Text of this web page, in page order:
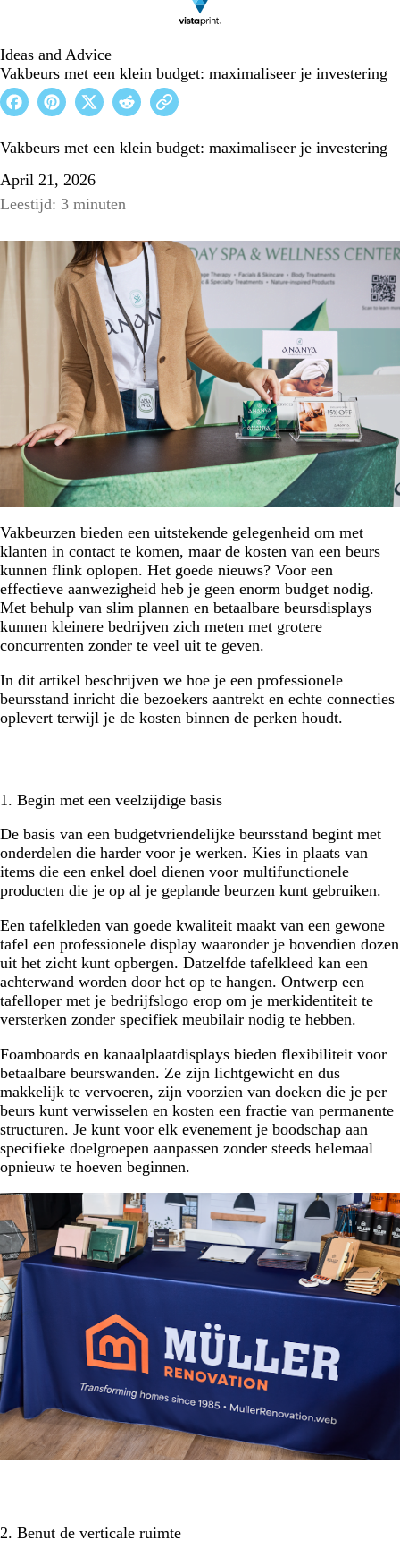
Ideas and Advice
Vakbeurs met een klein budget: maximaliseer je investering
Vakbeurs met een klein budget: maximaliseer je investering
April 21, 2026
Leestijd: 3 minuten
Vakbeurzen bieden een uitstekende gelegenheid om met
klanten in contact te komen, maar de kosten van een beurs
kunnen flink oplopen. Het goede nieuws? Voor een
effectieve aanwezigheid heb je geen enorm budget nodig.
Met behulp van slim plannen en betaalbare beursdisplays
kunnen kleinere bedrijven zich meten met grotere
concurrenten zonder te veel uit te geven.
In dit artikel beschrijven we hoe je een professionele
beursstand inricht die bezoekers aantrekt en echte connecties
oplevert terwijl je de kosten binnen de perken houdt.
1. Begin met een veelzijdige basis
De basis van een budgetvriendelijke beursstand begint met
onderdelen die harder voor je werken. Kies in plaats van
items die een enkel doel dienen voor multifunctionele
producten die je op al je geplande beurzen kunt gebruiken.
Een tafelkleden van goede kwaliteit maakt van een gewone
tafel een professionele display waaronder je bovendien dozen
uit het zicht kunt opbergen. Datzelfde tafelkleed kan een
achterwand worden door het op te hangen. Ontwerp een
tafelloper met je bedrijfslogo erop om je merkidentiteit te
versterken zonder specifiek meubilair nodig te hebben.
Foamboards en kanaalplaatdisplays bieden flexibiliteit voor
betaalbare beurswanden. Ze zijn lichtgewicht en dus
makkelijk te vervoeren, zijn voorzien van doeken die je per
beurs kunt verwisselen en kosten een fractie van permanente
structuren. Je kunt voor elk evenement je boodschap aan
specifieke doelgroepen aanpassen zonder steeds helemaal
opnieuw te hoeven beginnen.
2. Benut de verticale ruimte